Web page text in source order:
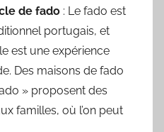
de fado : Le fado est
portugais, et
est une expérience
Des maisons de fado
» proposent des
familles, où l’on peut